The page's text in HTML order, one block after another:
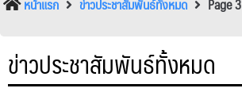
หน้าแรก ข่าวประชาสัมพันธ์ทั้งหมด Page 3
ข่าวประชาสัมพันธ์ทั้งหมด